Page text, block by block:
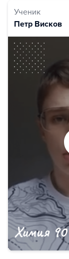
Ученик
Петр Висков